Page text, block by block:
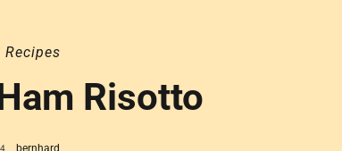
Recipes
Risotto
bernhard